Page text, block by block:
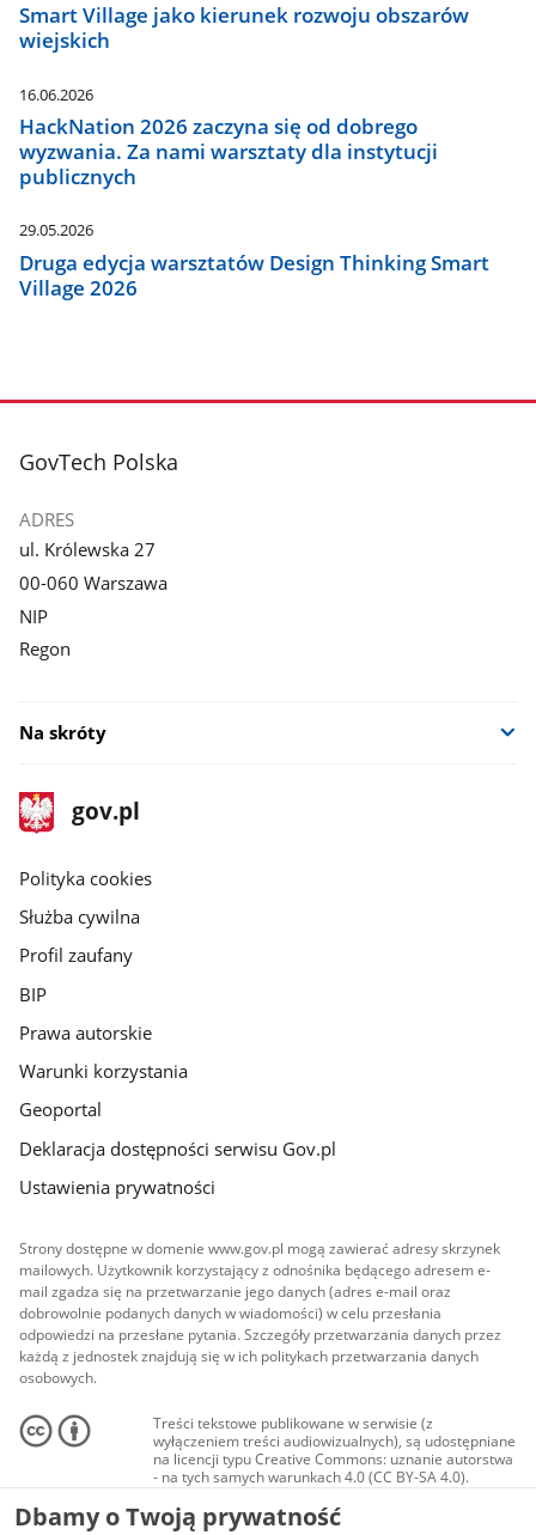
Smart Village jako kierunek rozwoju obszarów
wiejskich
16.06.2026
HackNation 2026 zaczyna się od dobrego
wyzwania. Za nami warsztaty dla instytucji
publicznych
29.05.2026
Druga edycja warsztatów Design Thinking Smart
Village 2026
stopka
GovTech Polska
ADRES
ul. Królewska 27
00-060 Warszawa
NIP
Regon
Na skróty
stopka
gov.pl
Strona
gov.pl
gov.pl
Polityka cookies
Służba cywilna
Profil zaufany
BIP
Prawa autorskie
Warunki korzystania
Geoportal
Deklaracja dostępności serwisu Gov.pl
Ustawienia prywatności
Strony dostępne w domenie www.gov.pl mogą zawierać adresy skrzynek
mailowych. Użytkownik korzystający z odnośnika będącego adresem e-
mail zgadza się na przetwarzanie jego danych (adres e-mail oraz
dobrowolnie podanych danych w wiadomości) w celu przesłania
odpowiedzi na przesłane pytania. Szczegóły przetwarzania danych przez
każdą z jednostek znajdują się w ich politykach przetwarzania danych
osobowych.
Treści tekstowe publikowane w serwisie (z
wyłączeniem treści audiowizualnych), są udostępniane
na licencji typu Creative Commons: uznanie autorstwa
- na tych samych warunkach 4.0 (CC BY-SA 4.0).
Materiały audiowizualne, w tym zdjęcia, materiały
audio i wideo, są udostępniane na licencji typu
Creative Commons: uznanie autorstwa użycie
Dbamy o Twoją prywatność